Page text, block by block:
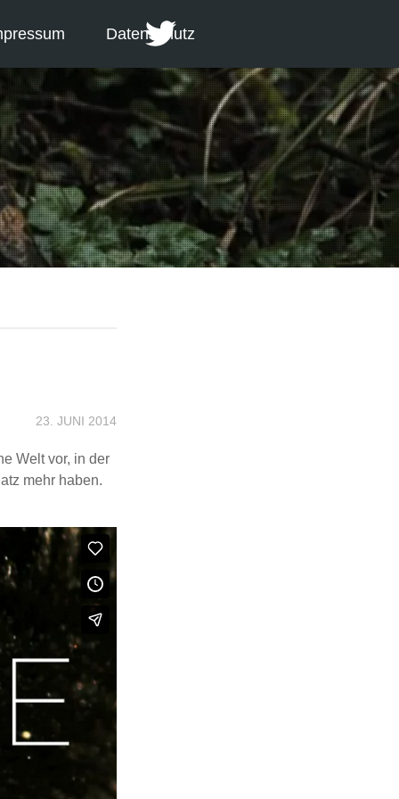
Datenschutz
23. JUNI 2014
Welt vor, in der
mehr haben.